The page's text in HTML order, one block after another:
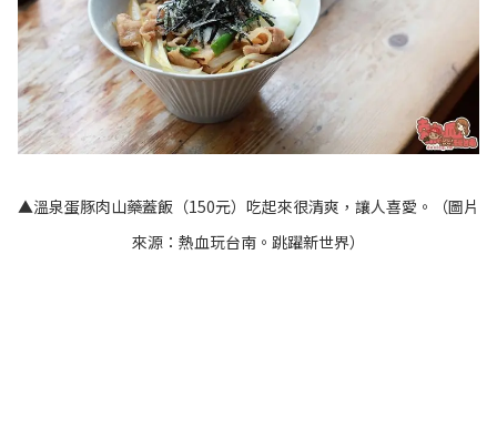
▲溫泉蛋豚肉山藥蓋飯（150元）吃起來很清爽，讓人喜愛。（圖片
來源： 熱血玩台南。跳躍新世界）